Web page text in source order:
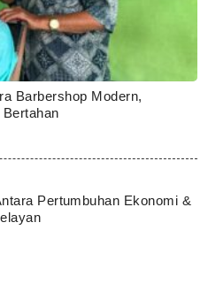
Barbershop Modern,
Pertumbuhan Ekonomi &